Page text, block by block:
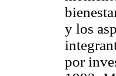
y los
por